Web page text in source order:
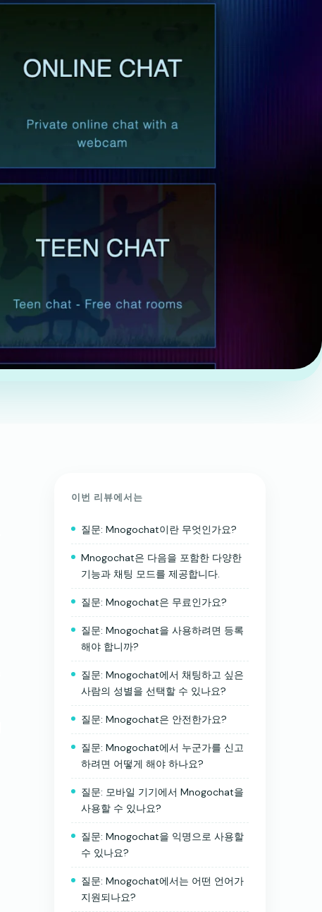
이번 리뷰에서는
질문: Mnogochat이란 무엇인가요?
Mnogochat은 다음을 포함한 다양한
기능과 채팅 모드를 제공합니다.
질문: Mnogochat은 무료인가요?
질문: Mnogochat을 사용하려면 등록
해야 합니까?
질문: Mnogochat에서 채팅하고 싶은
사람의 성별을 선택할 수 있나요?
질문: Mnogochat은 안전한가요?
질문: Mnogochat에서 누군가를 신고
하려면 어떻게 해야 하나요?
질문: 모바일 기기에서 Mnogochat을
사용할 수 있나요?
질문: Mnogochat을 익명으로 사용할
수 있나요?
질문: Mnogochat에서는 어떤 언어가
지원되나요?